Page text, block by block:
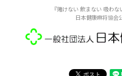
『賭けない 飲まない 吸わな
日本健康麻将協会